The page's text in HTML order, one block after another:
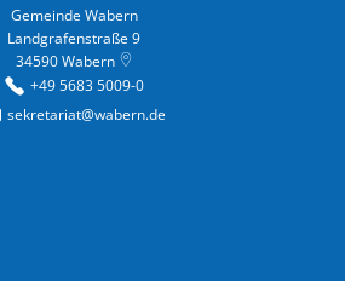
Gemeinde Wabern
Landgrafenstraße 9
34590 Wabern
+49 5683 5009-0
sekretariat@wabern.de